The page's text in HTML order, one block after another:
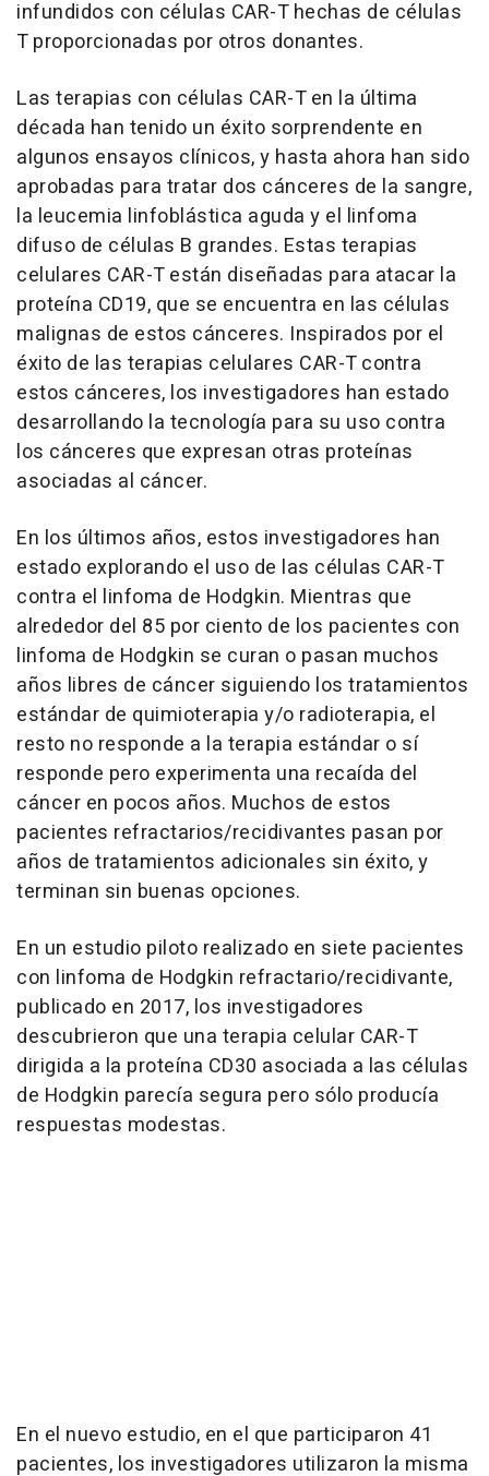
infundidos con células CAR-T hechas de células
T proporcionadas por otros donantes.
Las terapias con células CAR-T en la última
década han tenido un éxito sorprendente en
algunos ensayos clínicos, y hasta ahora han sido
aprobadas para tratar dos cánceres de la sangre,
la leucemia linfoblástica aguda y el linfoma
difuso de células B grandes. Estas terapias
celulares CAR-T están diseñadas para atacar la
proteína CD19, que se encuentra en las células
malignas de estos cánceres. Inspirados por el
éxito de las terapias celulares CAR-T contra
estos cánceres, los investigadores han estado
desarrollando la tecnología para su uso contra
los cánceres que expresan otras proteínas
asociadas al cáncer.
En los últimos años, estos investigadores han
estado explorando el uso de las células CAR-T
contra el linfoma de Hodgkin. Mientras que
alrededor del 85 por ciento de los pacientes con
linfoma de Hodgkin se curan o pasan muchos
años libres de cáncer siguiendo los tratamientos
estándar de quimioterapia y/o radioterapia, el
resto no responde a la terapia estándar o sí
responde pero experimenta una recaída del
cáncer en pocos años. Muchos de estos
pacientes refractarios/recidivantes pasan por
años de tratamientos adicionales sin éxito, y
terminan sin buenas opciones.
En un estudio piloto realizado en siete pacientes
con linfoma de Hodgkin refractario/recidivante,
publicado en 2017, los investigadores
descubrieron que una terapia celular CAR-T
dirigida a la proteína CD30 asociada a las células
de Hodgkin parecía segura pero sólo producía
respuestas modestas.
En el nuevo estudio, en el que participaron 41
pacientes, los investigadores utilizaron la misma